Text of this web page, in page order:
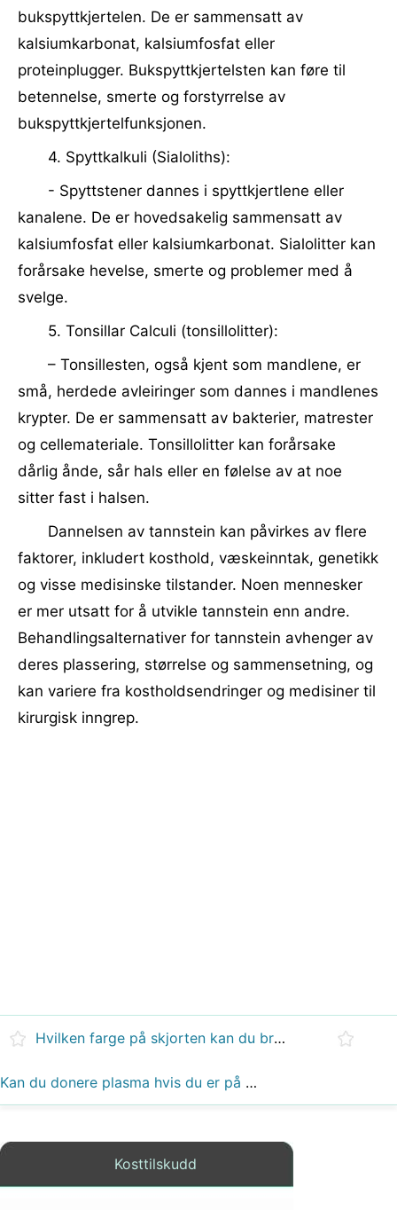
bukspyttkjertelen. De er sammensatt av
kalsiumkarbonat, kalsiumfosfat eller
proteinplugger. Bukspyttkjertelsten kan føre til
betennelse, smerte og forstyrrelse av
bukspyttkjertelfunksjonen.
4. Spyttkalkuli (Sialoliths):
- Spyttstener dannes i spyttkjertlene eller
kanalene. De er hovedsakelig sammensatt av
kalsiumfosfat eller kalsiumkarbonat. Sialolitter kan
forårsake hevelse, smerte og problemer med å
svelge.
5. Tonsillar Calculi (tonsillolitter):
– Tonsillesten, også kjent som mandlene, er
små, herdede avleiringer som dannes i mandlenes
krypter. De er sammensatt av bakterier, matrester
og cellemateriale. Tonsillolitter kan forårsake
dårlig ånde, sår hals eller en følelse av at noe
sitter fast i halsen.
Dannelsen av tannstein kan påvirkes av flere
faktorer, inkludert kosthold, væskeinntak, genetikk
og visse medisinske tilstander. Noen mennesker
er mer utsatt for å utvikle tannstein enn andre.
Behandlingsalternativer for tannstein avhenger av
deres plassering, størrelse og sammensetning, og
kan variere fra kostholdsendringer og medisiner til
kirurgisk inngrep.
Hvilken farge på skjorten kan du bruke med jeans og brune pumps?
Kan du donere plasma hvis du er på hcg-dietten?
Kosttilskudd